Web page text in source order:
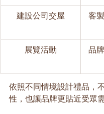
建設公司交屋
客
展覽活動
品
依照不同情境設計禮品，
性，也讓品牌更貼近受眾需